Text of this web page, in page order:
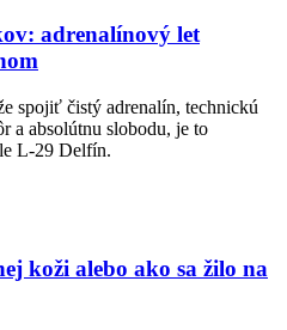
adrenalínový let
spojiť čistý adrenalín, technickú
a absolútnu slobodu, je to
L-29 Delfín.
koži alebo ako sa žilo na